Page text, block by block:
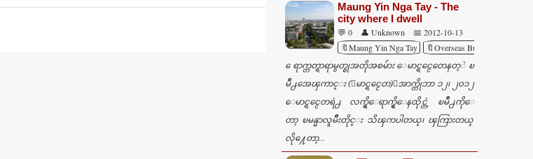
Maung Yin Nga Tay - The
city where I dwell
💬 0 👤 Unknown
📅 2012-10-13
🔖Maung Yin Nga Tay
🔖Overseas Burmese
ေရာက္တတ္ရာရာမွတ္စုအတိုအစမ်ား ေမာင္ရင္ငေတေနတ့ဲ ၿ
မိဳ႕အေၾကာင္း (ေမာင္ရင္ငေတ)ေအာက္တိုဘာ ၁၂၊ ၂၀၁၂
ေမာင္ရင္ငေတရဲ႕ လက္ရွိေရာက္ရွိေနထိုင္တဲ့ ၿမိဳ႕ကိုေ
တာ့ ၿမန္မာလူမ်ိဳးတိုင္း သိၾကပါတယ္၊ ၾကြားတယ္
လို႔ေတာ့...